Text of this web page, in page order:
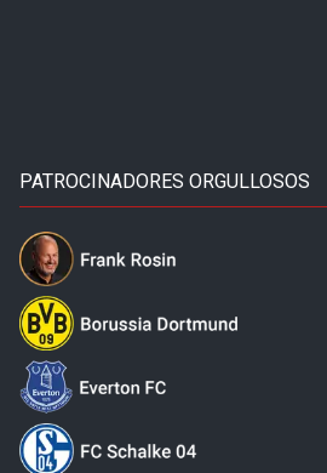
PATROCINADORES ORGULLOSOS